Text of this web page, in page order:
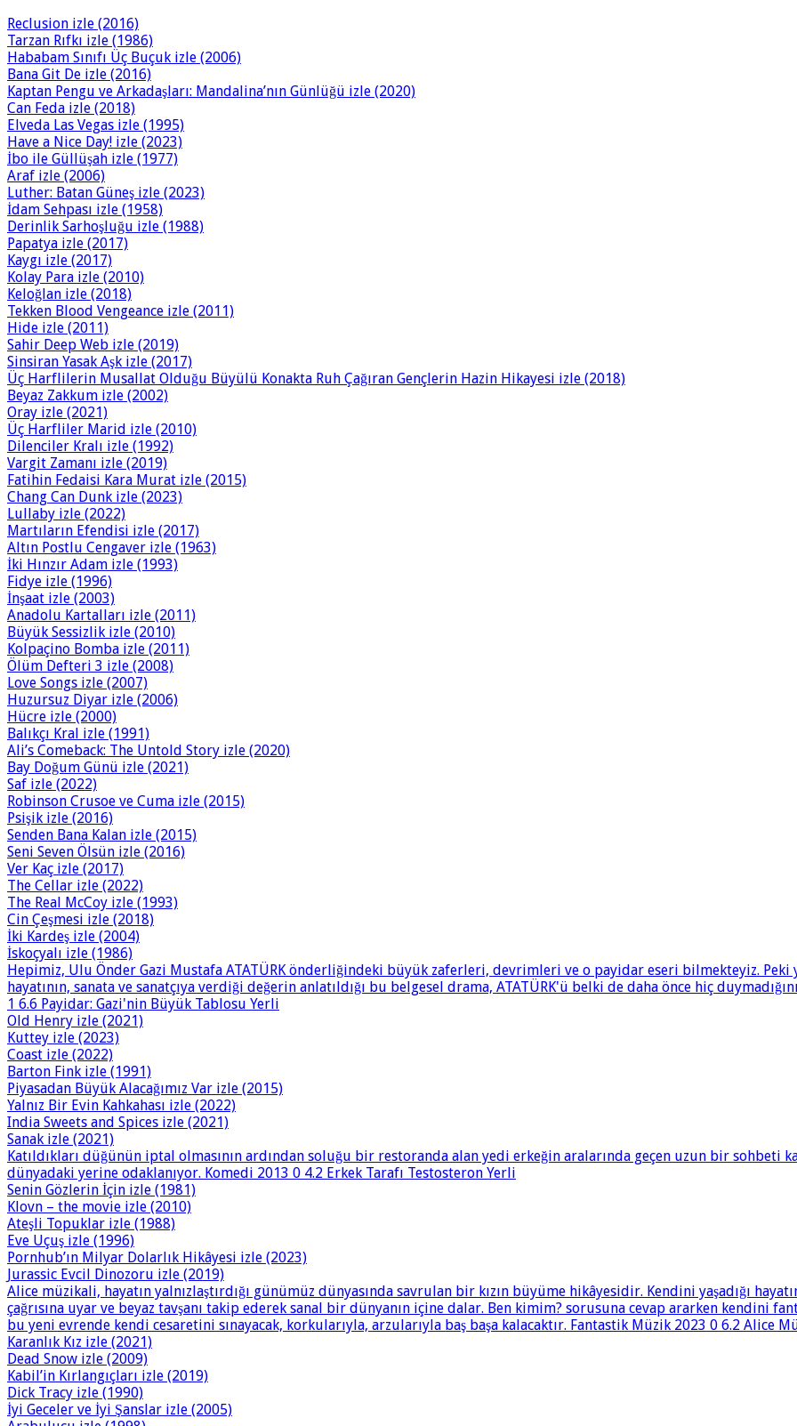
Reclusion izle (2016)
Tarzan Rıfkı izle (1986)
Hababam Sınıfı Üç Buçuk izle (2006)
Bana Git De izle (2016)
Kaptan Pengu ve Arkadaşları: Mandalina’nın Günlüğü izle (2020)
Can Feda izle (2018)
Elveda Las Vegas izle (1995)
Have a Nice Day! izle (2023)
İbo ile Güllüşah izle (1977)
Araf izle (2006)
Luther: Batan Güneş izle (2023)
İdam Sehpası izle (1958)
Derinlik Sarhoşluğu izle (1988)
Papatya izle (2017)
Kaygı izle (2017)
Kolay Para izle (2010)
Keloğlan izle (2018)
Tekken Blood Vengeance izle (2011)
Hide izle (2011)
Sahir Deep Web izle (2019)
Sinsiran Yasak Aşk izle (2017)
Üç Harflilerin Musallat Olduğu Büyülü Konakta Ruh Çağıran Gençlerin Hazin Hikayesi izle (2018)
Beyaz Zakkum izle (2002)
Oray izle (2021)
Üç Harfliler Marid izle (2010)
Dilenciler Kralı izle (1992)
Vargit Zamanı izle (2019)
Fatihin Fedaisi Kara Murat izle (2015)
Chang Can Dunk izle (2023)
Lullaby izle (2022)
Martıların Efendisi izle (2017)
Altın Postlu Cengaver izle (1963)
İki Hınzır Adam izle (1993)
Fidye izle (1996)
İnşaat izle (2003)
Anadolu Kartalları izle (2011)
Büyük Sessizlik izle (2010)
Kolpaçino Bomba izle (2011)
Ölüm Defteri 3 izle (2008)
Love Songs izle (2007)
Huzursuz Diyar izle (2006)
Hücre izle (2000)
Balıkçı Kral izle (1991)
Ali’s Comeback: The Untold Story izle (2020)
Bay Doğum Günü izle (2021)
Saf izle (2022)
Robinson Crusoe ve Cuma izle (2015)
Psişik izle (2016)
Senden Bana Kalan izle (2015)
Seni Seven Ölsün izle (2016)
Ver Kaç izle (2017)
The Cellar izle (2022)
The Real McCoy izle (1993)
Cin Çeşmesi izle (2018)
İki Kardeş izle (2004)
İskoçyalı izle (1986)
Hepimiz, Ulu Önder Gazi Mustafa ATATÜRK önderliğindeki büyük zaferleri, devrimleri ve o payidar eseri bilmekteyiz. Peki
hayatının, sanata ve sanatçıya verdiği değerin anlatıldığı bu belgesel drama, ATATÜRK'ü belki de daha önce hiç
1 6.6 Payidar: Gazi'nin Büyük Tablosu Yerli
Old Henry izle (2021)
Kuttey izle (2023)
Coast izle (2022)
Barton Fink izle (1991)
Piyasadan Büyük Alacağımız Var izle (2015)
Yalnız Bir Evin Kahkahası izle (2022)
India Sweets and Spices izle (2021)
Sanak izle (2021)
Katıldıkları düğünün iptal olmasının ardından soluğu bir restoranda alan yedi erkeğin aralarında geçen uzun bir sohbeti
dünyadaki yerine odaklanıyor. Komedi 2013 0 4.2 Erkek Tarafı Testosteron Yerli
Senin Gözlerin İçin izle (1981)
Klovn – the movie izle (2010)
Ateşli Topuklar izle (1988)
Eve Uçuş izle (1996)
Pornhub’ın Milyar Dolarlık Hikâyesi izle (2023)
Jurassic Evcil Dinozoru izle (2019)
Alice müzikali, hayatın yalnızlaştırdığı günümüz dünyasında savrulan bir kızın büyüme hikâyesidir. Kendini yaşadığı
çağrısına uyar ve beyaz tavşanı takip ederek sanal bir dünyanın içine dalar. Ben kimim? sorusuna cevap ararken kendini
bu yeni evrende kendi cesaretini sınayacak, korkularıyla, arzularıyla baş başa kalacaktır. Fantastik Müzik 2023 0 6.2 Alice
Karanlık Kız izle (2021)
Dead Snow izle (2009)
Kabil’in Kırlangıçları izle (2019)
Dick Tracy izle (1990)
İyi Geceler ve İyi Şanslar izle (2005)